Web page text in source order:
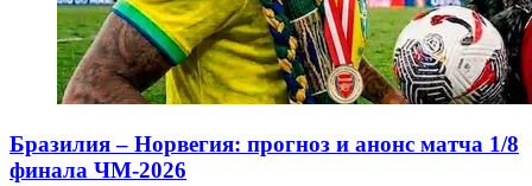
Бразилия – Норвегия: прогноз и анонс матча 1/8
финала ЧМ-2026